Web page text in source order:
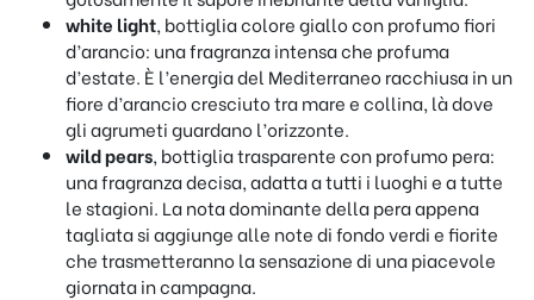
white light, bottiglia colore giallo con profumo fiori
d’arancio: una fragranza intensa che profuma
d’estate. È l’energia del Mediterraneo racchiusa in un
fiore d’arancio cresciuto tra mare e collina, là dove
gli agrumeti guardano l’orizzonte.
wild pears, bottiglia trasparente con profumo pera:
una fragranza decisa, adatta a tutti i luoghi e a tutte
le stagioni. La nota dominante della pera appena
tagliata si aggiunge alle note di fondo verdi e fiorite
che trasmetteranno la sensazione di una piacevole
giornata in campagna.